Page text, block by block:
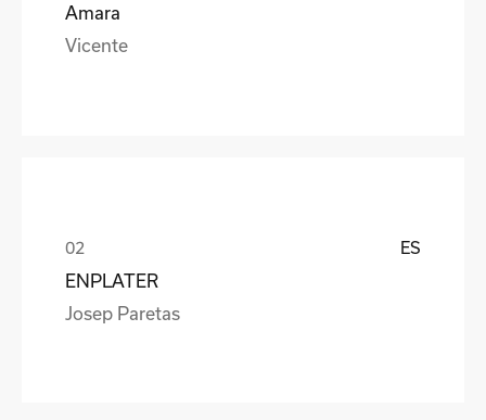
Amara
Vicente
ES
ENPLATER
Josep Paretas